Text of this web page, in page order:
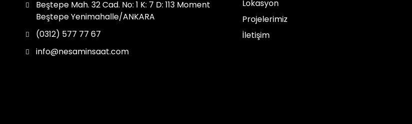
Beştepe Mah. 32 Cad. No: 1 K: 7 D: 113 Moment
Beştepe Yenimahalle/ANKARA
(0312) 577 77 67
info@nesaminsaat.com
Lokasyon
Projelerimiz
İletişim